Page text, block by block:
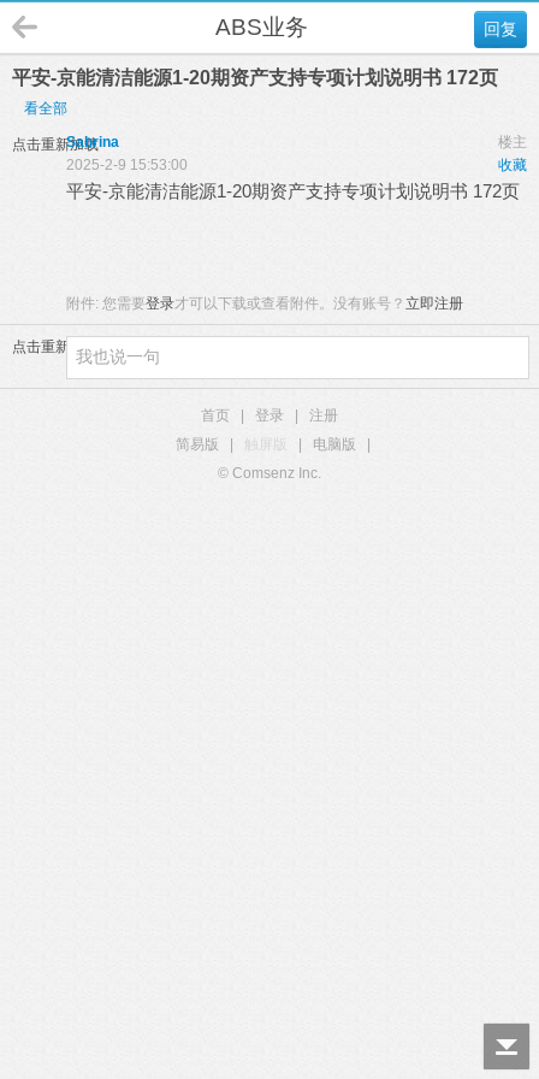
回复
ABS业务
平安-京能清洁能源1-20期资产支持专项计划说明书 172页
看全部
点击重新加载 楼主
Sabrina
收藏
2025-2-9 15:53:00
平安-京能清洁能源1-20期资产支持专项计划说明书 172页
附件: 您需要登录才可以下载或查看附件。没有账号？ 立即注册
点击重新加载
首页 登录
注册
简易版
触屏版 电脑版
© Comsenz Inc.